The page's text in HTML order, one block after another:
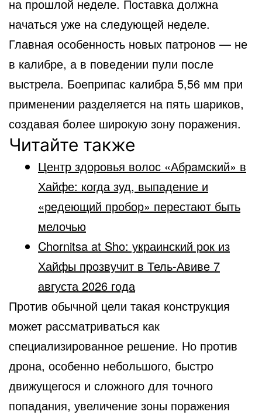
на прошлой неделе. Поставка должна
начаться уже на следующей неделе.
Главная особенность новых патронов — не
в калибре, а в поведении пули после
выстрела. Боеприпас калибра 5,56 мм при
применении разделяется на пять шариков,
создавая более широкую зону поражения.
Читайте также
Центр здоровья волос «Абрaмский» в
Хайфе: когда зуд, выпадение и
«редеющий пробор» перестают быть
мелочью
Chornitsa at Sho: украинский рок из
Хайфы прозвучит в Тель-Авиве 7
августа 2026 года
Против обычной цели такая конструкция
может рассматриваться как
специализированное решение. Но против
дрона, особенно небольшого, быстро
движущегося и сложного для точного
попадания, увеличение зоны поражения